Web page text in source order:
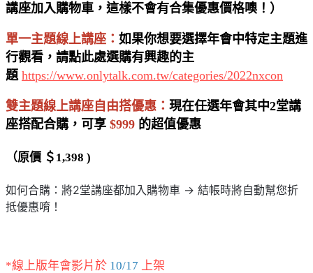
講座加入購物車，這樣不會有合集優惠價格噢！）
單一主題線上講座 ： 如果你想要選擇年會中特定主題進
行觀看，請點此處選購有興趣的主
題 https://www.onlytalk.com.tw/categories/2022nxcon
雙主題線上講座自由搭優惠 ： 現在任選年會其中2堂講
座搭配合購，可享 $999 的超值優惠
（原價 ＄1,398 )
如何合購：將2堂講座都加入購物車 → 結帳時將自動幫您折
抵優惠唷！
*線上版年會影片於 10/17 上架